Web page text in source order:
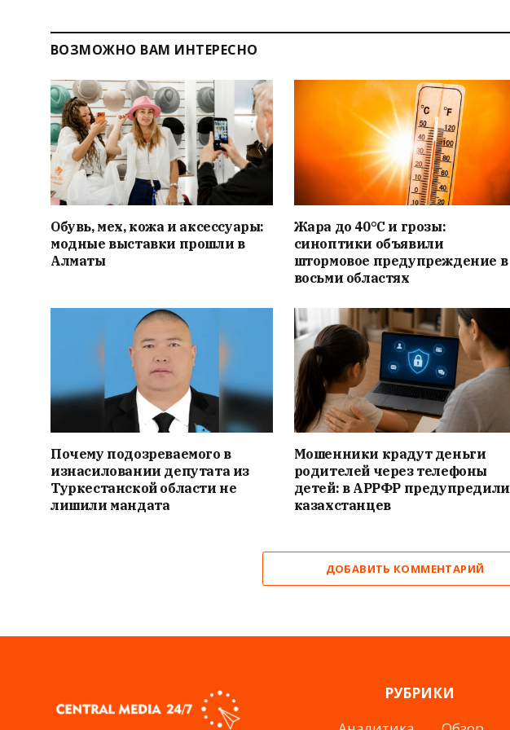
ВОЗМОЖНО ВАМ ИНТЕРЕСНО
Обувь, мех, кожа и аксессуары:
модные выставки прошли в
Алматы
Жара до 40°C и грозы:
синоптики объявили
штормовое предупреждение в
восьми областях
Почему подозреваемого в
изнасиловании депутата из
Туркестанской области не
лишили мандата
Мошенники крадут деньги
родителей через телефоны
детей: в АРРФР предупредили
казахстанцев
ДОБАВИТЬ КОММЕНТАРИЙ
РУБРИКИ